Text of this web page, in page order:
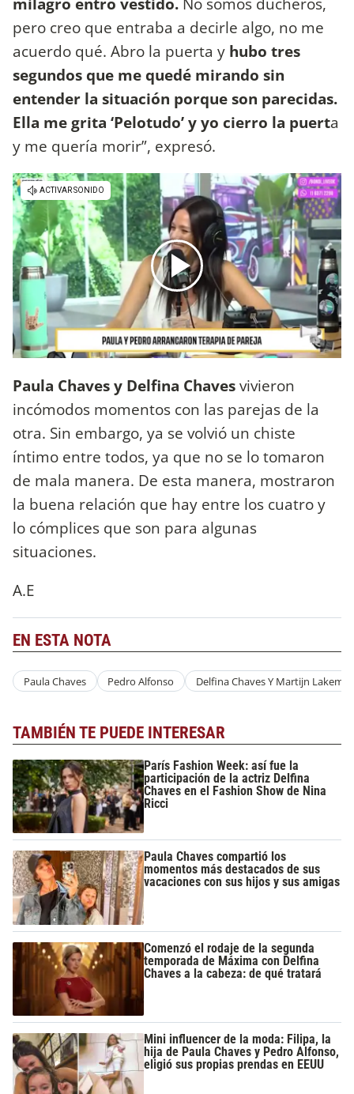
pero creo que entraba a decirle algo, no me
acuerdo qué. Abro la puerta y hubo tres
segundos que me quedé mirando sin
entender la situación porque son parecidas.
Ella me grita ‘Pelotudo’ y yo cierro la puerta
y me quería morir”, expresó.
Paula Chaves y Delfina Chavesvivieron
incómodos momentos con las parejas de la
otra. Sin embargo, ya se volvió un chiste
íntimo entre todos, ya que no se lo tomaron
de mala manera. De esta manera, mostraron
la buena relación que hay entre los cuatro y
lo cómplices que son para algunas
situaciones.
A.E
EN ESTA NOTA
Paula Chaves Pedro Alfonso Delfina Chaves Y Martijn
TAMBIÉN TE PUEDE INTERESAR
París Fashion Week: así fue la
participación de la actriz Delfina
Chaves en el Fashion Show de Nina
Ricci
Paula Chaves compartió los
momentos más destacados de sus
vacaciones con sus hijos y sus amigas
Comenzó el rodaje de la segunda
temporada de Máxima con Delfina
Chaves a la cabeza: de qué tratará
Mini influencer de la moda: Filipa, la
hija de Paula Chaves y Pedro Alfonso,
eligió sus propias prendas en EEUU